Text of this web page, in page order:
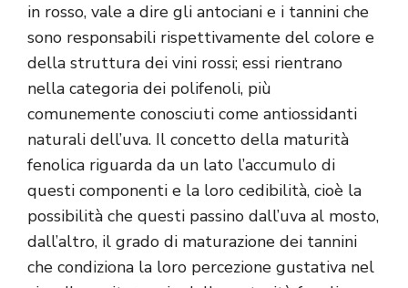
in rosso, vale a dire gli antociani e i tannini che
sono responsabili rispettivamente del colore e
della struttura dei vini rossi; essi rientrano
nella categoria dei polifenoli, più
comunemente conosciuti come antiossidanti
naturali dell’uva. Il concetto della maturità
fenolica riguarda da un lato l’accumulo di
questi componenti e la loro cedibilità, cioè la
possibilità che questi passino dall’uva al mosto,
dall’altro, il grado di maturazione dei tannini
che condiziona la loro percezione gustativa nel